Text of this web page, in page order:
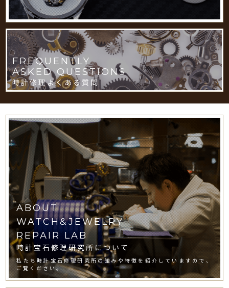
FREQUENTLY
ASKED QUESTIONS
時計修理よくある質問
ABOUT
WATCH&JEWELRY
REPAIR LAB
時計宝石修理研究所について
私たち時計宝石修理研究所の強みや特徴を紹介していますので、
ご覧ください。